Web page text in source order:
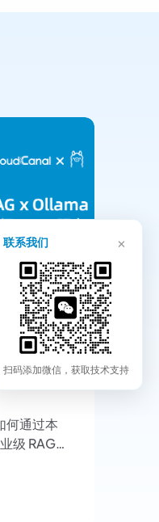
构
何通过本
级 RAG
联系我们 ×
扫码添加微信，获取技术支持